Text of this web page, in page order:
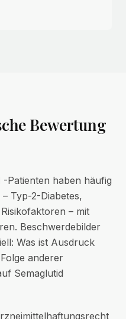
Bewertung
Patienten haben häufig
Typ-2-Diabetes,
– mit
Beschwerdebilder
Was ist Ausdruck
anderer
Semaglutid